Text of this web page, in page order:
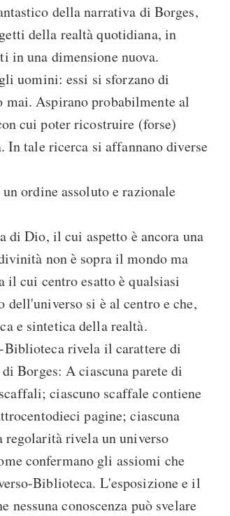
della narrativa di Borges,
della realtà quotidiana, in
in una dimensione nuova.
uomini: essi si sforzano di
Aspirano probabilmente al
cui poter ricostruire (forse)
tale ricerca si affannano diverse
ordine assoluto e razionale
di Dio, il cui aspetto è ancora una
non è sopra il mondo ma
il cui centro esatto è qualsiasi
si è al centro e che,
e sintetica della realtà.
Biblioteca rivela il carattere di
Borges: A ciascuna parete di
ciascuno scaffale contiene
pagine; ciascuna
regolarità rivela un universo
confermano gli assiomi che
Biblioteca. L'esposizione e il
conoscenza può svelare